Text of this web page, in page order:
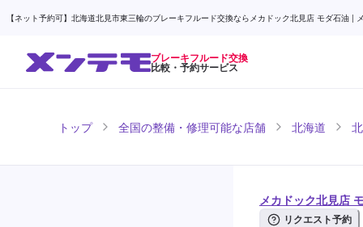
【ネット予約可】北海道北見市東三輪のブレーキフルード交換ならメカドック北見店 モダ石油 |
ブレーキフルード交換
比較・予約サービス
トップ 全国の整備・修理可能な店舗 北海道
メカドック北見店
リクエスト予約